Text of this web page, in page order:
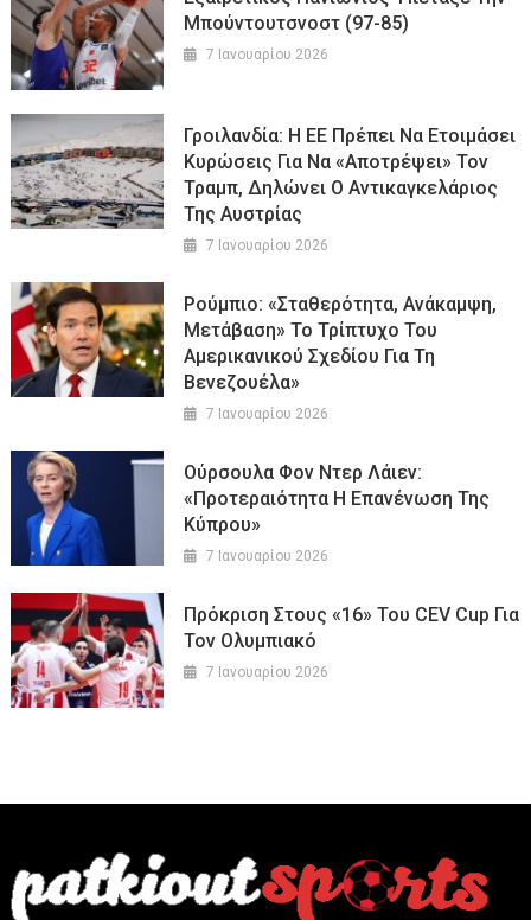
Μπούντουτσνοστ (97-85)
7 Ιανουαρίου 2026
Γροιλανδία: Η ΕΕ Πρέπει Να Ετοιμάσει
Κυρώσεις Για Να «αποτρέψει» Τον
Τραμπ, Δηλώνει Ο Αντικαγκελάριος
Της Αυστρίας
7 Ιανουαρίου 2026
Ρούμπιο: «Σταθερότητα, Ανάκαμψη,
Μετάβαση» Το Τρίπτυχο Του
Αμερικανικού Σχεδίου Για Τη
Βενεζουέλα»
7 Ιανουαρίου 2026
Ούρσουλα Φον Ντερ Λάιεν:
«Προτεραιότητα Η Επανένωση Της
Κύπρου»
7 Ιανουαρίου 2026
Πρόκριση Στους «16» Του CEV Cup Για
Τον Ολυμπιακό
7 Ιανουαρίου 2026